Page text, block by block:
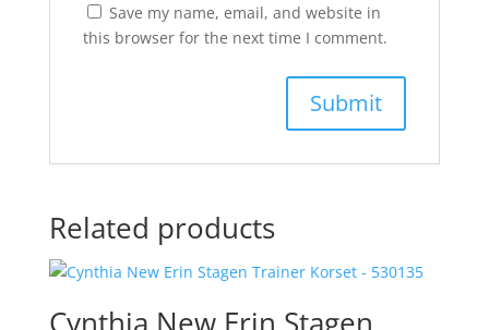
Save my name, email, and website in
this browser for the next time I comment.
Related products
Cynthia New Erin Stagen